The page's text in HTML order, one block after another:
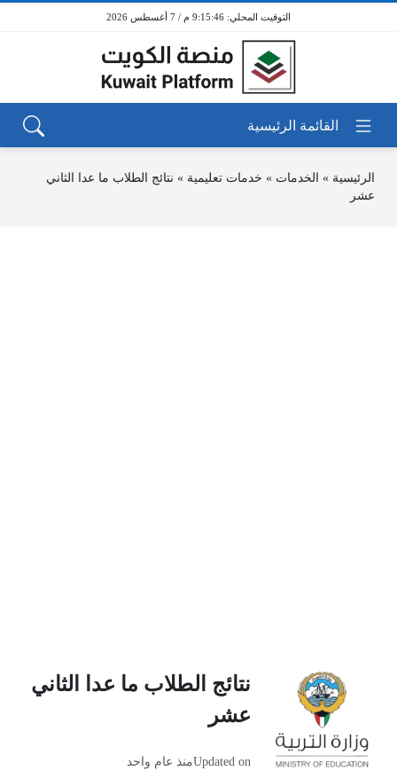
9:15:46 م / 7 أغسطس 2026
الرئيسية » الخدمات » خدمات تعليمية » نتائج الطلاب ما عدا الثاني
عشر
نتائج الطلاب ما عدا الثاني
عشر
Updated onمنذ عام واحد